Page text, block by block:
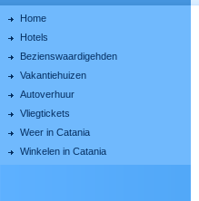
Home
Hotels
Bezienswaardigehden
Vakantiehuizen
Autoverhuur
Vliegtickets
Weer in Catania
Winkelen in Catania